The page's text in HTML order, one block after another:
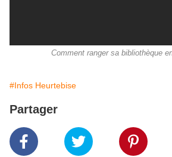
Comment ranger sa bibliothèque
#Infos Heurtebise
Partager